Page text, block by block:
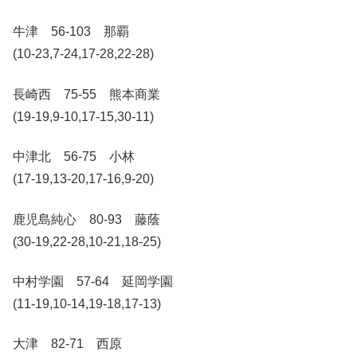
牛津 56-103 那覇
(10-23,7-24,17-28,22-28)
長崎西 75-55 熊本商業
(19-19,9-10,17-15,30-11)
中津北 56-75 小林
(17-19,13-20,17-16,9-20)
鹿児島純心 80-93 藤蔭
(30-19,22-28,10-21,18-25)
中村学園 57-64 延岡学園
(11-19,10-14,19-18,17-13)
大津 82-71 西原